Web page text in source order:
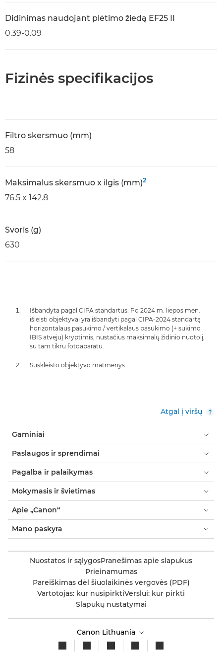
Didinimas naudojant plėtimo žiedą EF25 II
0.39-0.09
Fizinės specifikacijos
Filtro skersmuo (mm)
58
Maksimalus skersmuo x ilgis (mm)2
76.5 x 142.8
Svoris (g)
630
Išbandyta pagal CIPA standartus. Po 2024 m. liepos mėn.
išleisti objektyvai yra išbandyti pagal CIPA-2024 standartą
horizontalaus pasukimo / vertikalaus pasukimo (+ sukimo
IBIS atveju) kryptimis, nustačius maksimalų židinio nuotolį,
su tam tikru fotoaparatu.
Suskleisto objektyvo matmenys
Atgal į viršų
Gaminiai
Paslaugos ir sprendimai
Pagalba ir palaikymas
Mokymasis ir švietimas
Apie „Canon“
Mano paskyra
Nuostatos ir sąlygosPranešimas apie slapukus
Prieinamumas
Pareiškimas dėl šiuolaikinės vergovės (PDF)
Vartotojas: kur nusipirktiVerslui: kur pirkti
Slapukų nustatymai
Canon Lithuania